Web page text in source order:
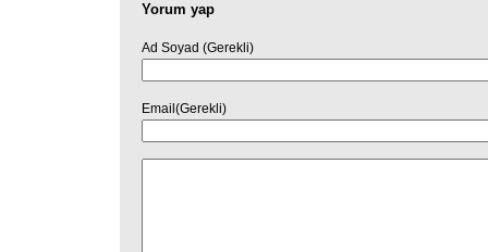
Yorum yap
Ad Soyad (Gerekli)
Email(Gerekli)